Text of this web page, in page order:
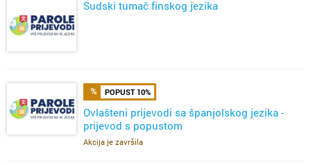
Sudski tumač finskog jezika
POPUST 10%
Ovlašteni prijevodi sa španjolskog jezika -
prijevod s popustom
Akcija je završila